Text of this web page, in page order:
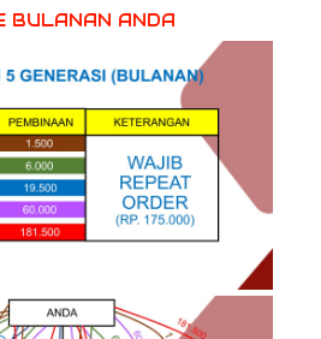
BULANAN ANDA